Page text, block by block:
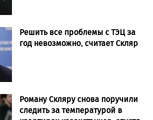
Решить все проблемы с ТЭЦ за
год невозможно, считает Скляр
Роману Скляру снова поручили
следить за температурой в